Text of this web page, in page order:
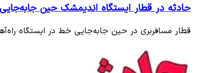
حادثه در قطار ایستگاه اندیمشک حین
قطار مسافربری در حین جابه‌جایی خط در ایستگاه